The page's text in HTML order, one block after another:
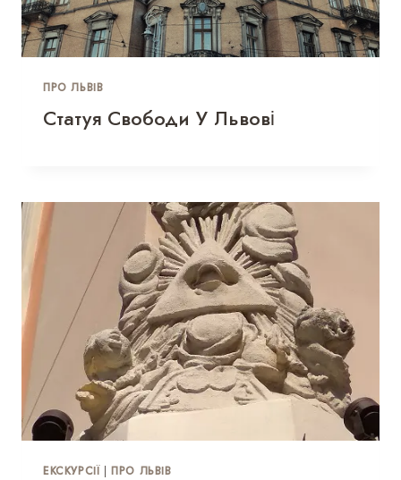
ПРО ЛЬВІВ
Статуя Свободи У Львові
ЕКСКУРСІЇ|ПРО ЛЬВІВ